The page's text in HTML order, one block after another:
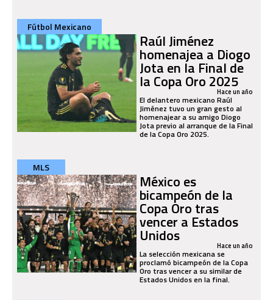
Fútbol Mexicano
Raúl Jiménez
homenajea a Diogo
Jota en la Final de
la Copa Oro 2025
Hace un año
El delantero mexicano Raúl
Jiménez tuvo un gran gesto al
homenajear a su amigo Diogo
Jota previo al arranque de la Final
de la Copa Oro 2025.
MLS
México es
bicampeón de la
Copa Oro tras
vencer a Estados
Unidos Hace un año
La selección mexicana se
proclamó bicampeón de la Copa
Oro tras vencer a su similar de
Estados Unidos en la final.